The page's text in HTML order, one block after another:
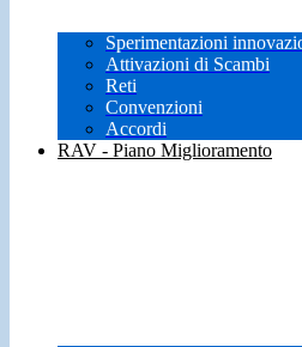
Sperimentazioni
Attivazioni di Scambi
Reti
Convenzioni
Accordi
RAV - Piano Miglioramento